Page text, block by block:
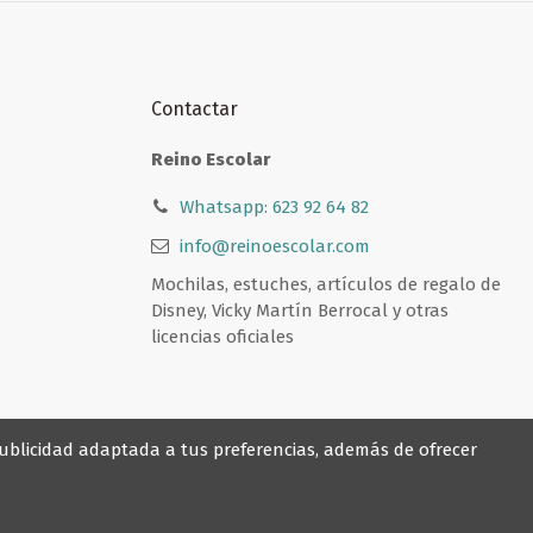
Contactar
Reino Escolar
Whatsapp: 623 92 64 82
info@reinoescolar.com
Mochilas, estuches, artículos de regalo de
Disney, Vicky Martín Berrocal y otras
licencias oficiales
adaptada a tus preferencias, además de ofrecer